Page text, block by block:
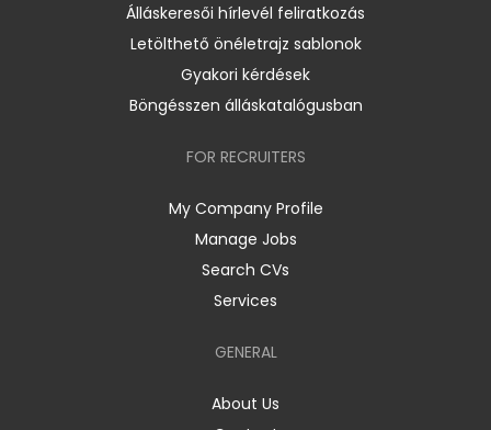
Álláskeresői hírlevél feliratkozás
Letölthető önéletrajz sablonok
Gyakori kérdések
Böngésszen álláskatalógusban
FOR RECRUITERS
My Company Profile
Manage Jobs
Search CVs
Services
GENERAL
About Us